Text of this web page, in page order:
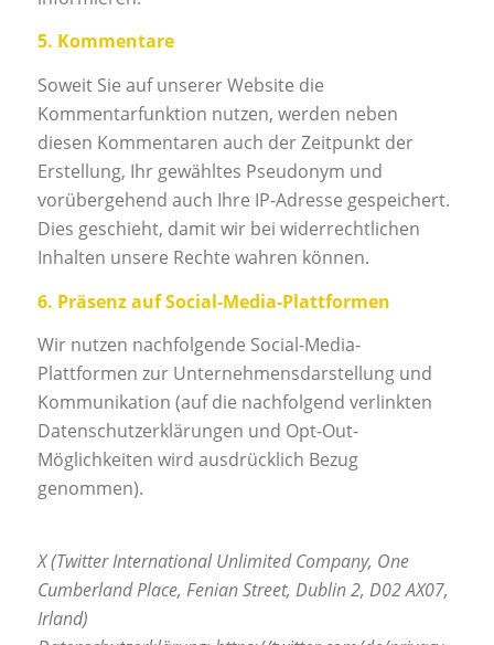
5. Kommentare
Soweit Sie auf unserer Website die
Kommentarfunktion nutzen, werden neben
diesen Kommentaren auch der Zeitpunkt der
Erstellung, Ihr gewähltes Pseudonym und
vorübergehend auch Ihre IP-Adresse gespeichert.
Dies geschieht, damit wir bei widerrechtlichen
Inhalten unsere Rechte wahren können.
6. Präsenz auf Social-Media-Plattformen
Wir nutzen nachfolgende Social-Media-
Plattformen zur Unternehmensdarstellung und
Kommunikation (auf die nachfolgend verlinkten
Datenschutzerklärungen und Opt-Out-
Möglichkeiten wird ausdrücklich Bezug
genommen).
X (Twitter International Unlimited Company, One
Cumberland Place, Fenian Street, Dublin 2, D02 AX07,
Irland)